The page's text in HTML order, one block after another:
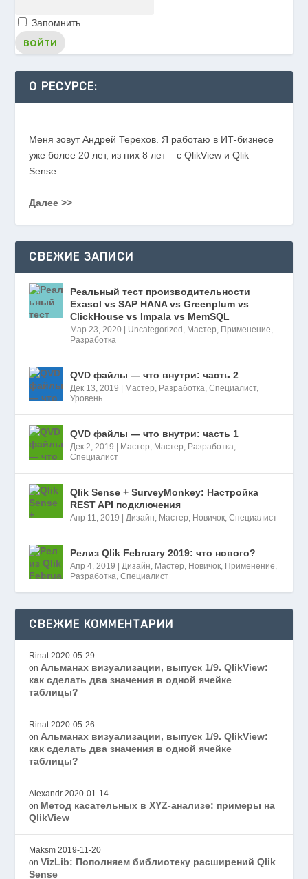
Запомнить
О РЕСУРСЕ:
Меня зовут Андрей Терехов. Я работаю в ИТ-бизнесе
уже более 20 лет, из них 8 лет – с QlikView и Qlik
Sense.
Далее >>
СВЕЖИЕ ЗАПИСИ
Реальный тест производительности
Exasol vs SAP HANA vs Greenplum vs
ClickHouse vs Impala vs MemSQL
Мар 23, 2020 | Uncategorized Мастер Применение
Разработка
QVD файлы — что внутри: часть 2
Дек 13, 2019 | Мастер Разработка ,Специалист,
Уровень
QVD файлы — что внутри: часть 1
Дек 2, 2019 | Мастер Мастер Разработка
Специалист
Qlik Sense + SurveyMonkey: Настройка
REST API подключения
Апр 11, 2019 | Дизайн Мастер Новичок ,Специалист
Релиз Qlik February 2019: что нового?
Апр 4, 2019 | Дизайн Мастер Новичок Применение
Разработка ,Специалист
СВЕЖИЕ КОММЕНТАРИИ
Rinat 2020-05-29
on Альманах визуализации, выпуск 1/9. QlikView:
как сделать два значения в одной ячейке
таблицы?
Rinat 2020-05-26
on Альманах визуализации, выпуск 1/9. QlikView:
как сделать два значения в одной ячейке
таблицы?
Alexandr 2020-01-14
on Метод касательных в XYZ-анализе: примеры на
QlikView
Maksm 2019-11-20
onVizLib: Пополняем библиотеку расширений Qlik
Sense